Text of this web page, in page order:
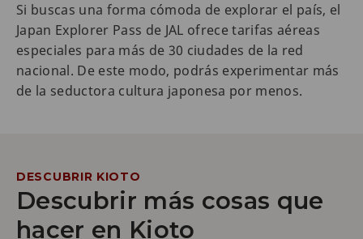
Si buscas una forma cómoda de explorar el país, el
Japan Explorer Pass de JAL ofrece tarifas aéreas
especiales para más de 30 ciudades de la red
nacional. De este modo, podrás experimentar más
de la seductora cultura japonesa por menos.
DESCUBRIR KIOTO
Descubrir más cosas que
hacer en Kioto